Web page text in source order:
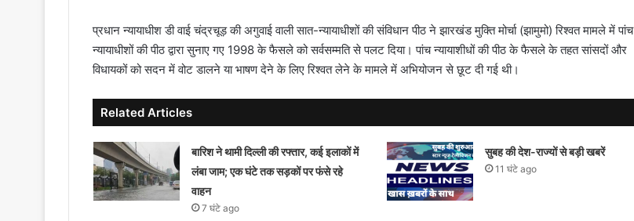
प्रधान न्यायाधीश डी वाई चंद्रचूड़ की अगुवाई वाली सात-न्यायाधीशों की संविधान पीठ ने झारखंड मुक्ति मोर्चा (झामुमो) रिश्वत मामले में पांच
न्यायाधीशों की पीठ द्वारा सुनाए गए 1998 के फैसले को सर्वसम्मति से पलट दिया। पांच न्यायाशीधों की पीठ के फैसले के तहत सांसदों और
विधायकों को सदन में वोट डालने या भाषण देने के लिए रिश्वत लेने के मामले में अभियोजन से छूट दी गई थी।
Related Articles
बारिश ने थामी दिल्ली की रफ्तार, कई इलाकों में
लंबा जाम; एक घंटे तक सड़कों पर फंसे रहे
वाहन
7 घंटे ago
सुबह की देश-राज्यों से बड़ी खबरें
11 घंटे ago